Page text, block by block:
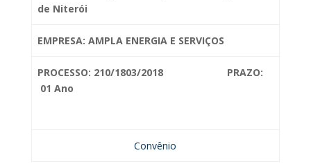
de Niterói
EMPRESA: AMPLA ENERGIA E SERVIÇOS
PROCESSO: 210/1803/2018 PRAZO:
01 Ano
Convênio